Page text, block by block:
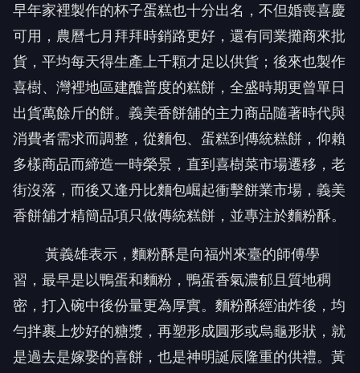
早年家裡製作的杯子蛋糕也十分出名，不但婚喪喜慶
可用，農曆七月拜拜時銷路更好，還有同業攤商來批
貨，平均每天得生產上千顆才足以供貨；後來也製作
喜樹、灣裡地區建醮普度的糕餅，全盛時期更曾單日
出貨萬餘斤的餅。義美香餅舖的主力商品隨著時代與
消費者需求而調整，從麵包、蛋糕到傳統糕餅，仰賴
多樣商品而締造一時榮景，直到喜樹菜市場遷移，老
街沒落，而後又逢丹比麵包崛起衝擊餅業市場，義美
香餅舖才精簡品項只做傳統糕餅，並專注於麵粉酥。
黃義雄表示，麵粉酥是向福州來臺的師傅學
習，最早是以鴨蛋和麵粉，鴨蛋香氣濃郁且質地稠
密，打入碗中後份量更為厚實。麵粉酥經油炸後，均
勻拌裹上炒好的糖漿，再塑形成圓形或烏龜形狀，就
是過去是嫁娶的喜餅，也是神明誕辰隆重的供禮。黃